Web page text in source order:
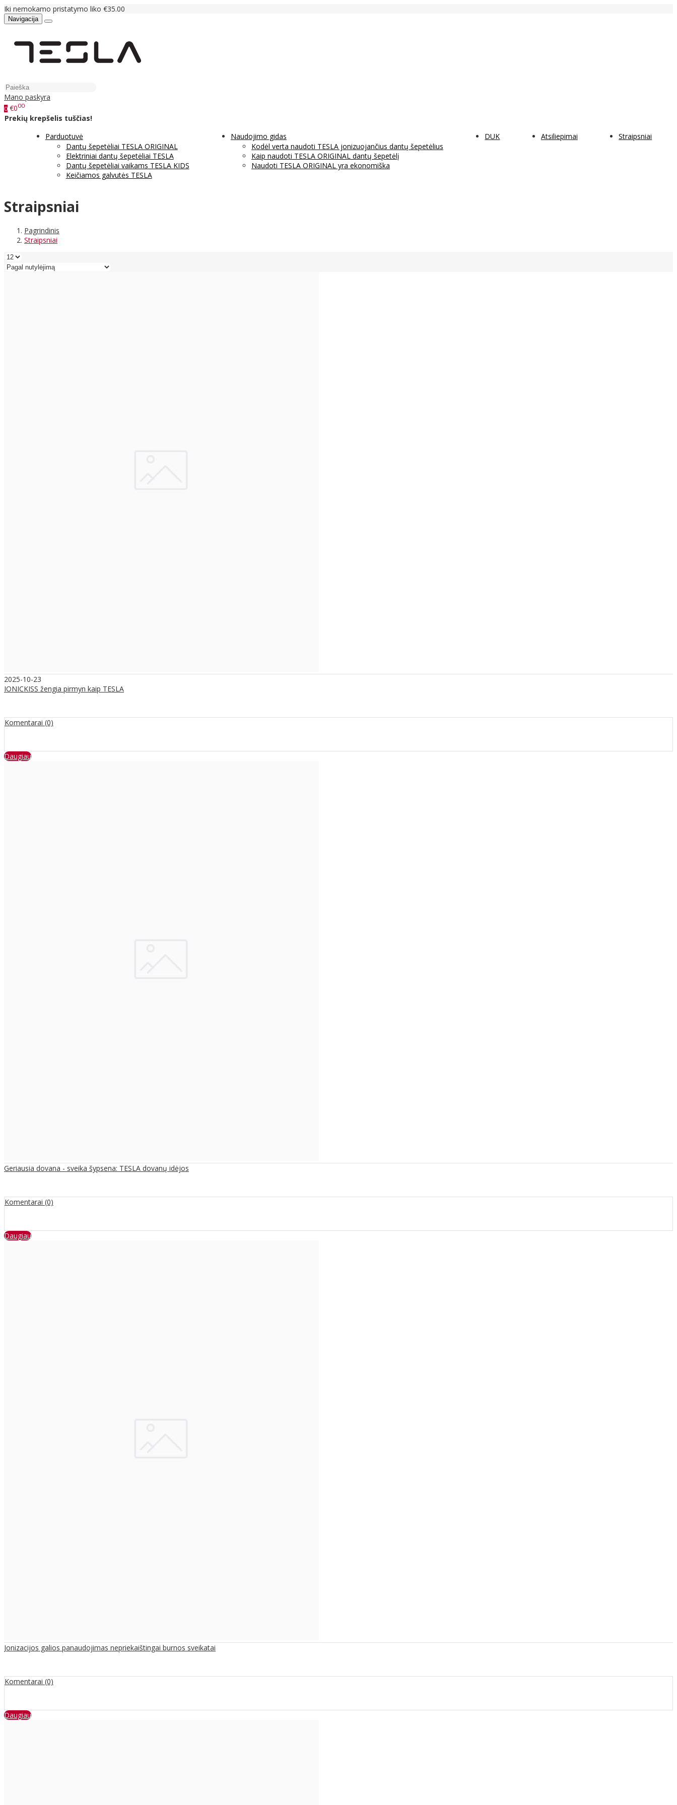
Iki nemokamo pristatymo liko €35.00
Navigacija
Mano paskyra
0 €000
Prekių krepšelis tuščias!
Parduotuvė
Dantų šepetėliai TESLA ORIGINAL
Elektriniai dantų šepetėliai TESLA
Dantų šepetėliai vaikams TESLA KIDS
Keičiamos galvutės TESLA
Naudojimo gidas
Kodėl verta naudoti TESLA jonizuojančius dantų šepetėlius
Kaip naudoti TESLA ORIGINAL dantų šepetėlį
Naudoti TESLA ORIGINAL yra ekonomiška
DUK Atsiliepimai Straipsniai
Straipsniai
Pagrindinis
Straipsniai
2025-10-23
IONICKISS žengia pirmyn kaip TESLA
Komentarai (0)
Daugiau
Geriausia dovana - sveika šypsena: TESLA dovanų idėjos
Komentarai (0)
Daugiau
Jonizacijos galios panaudojimas nepriekaištingai burnos sveikatai
Komentarai (0)
Daugiau